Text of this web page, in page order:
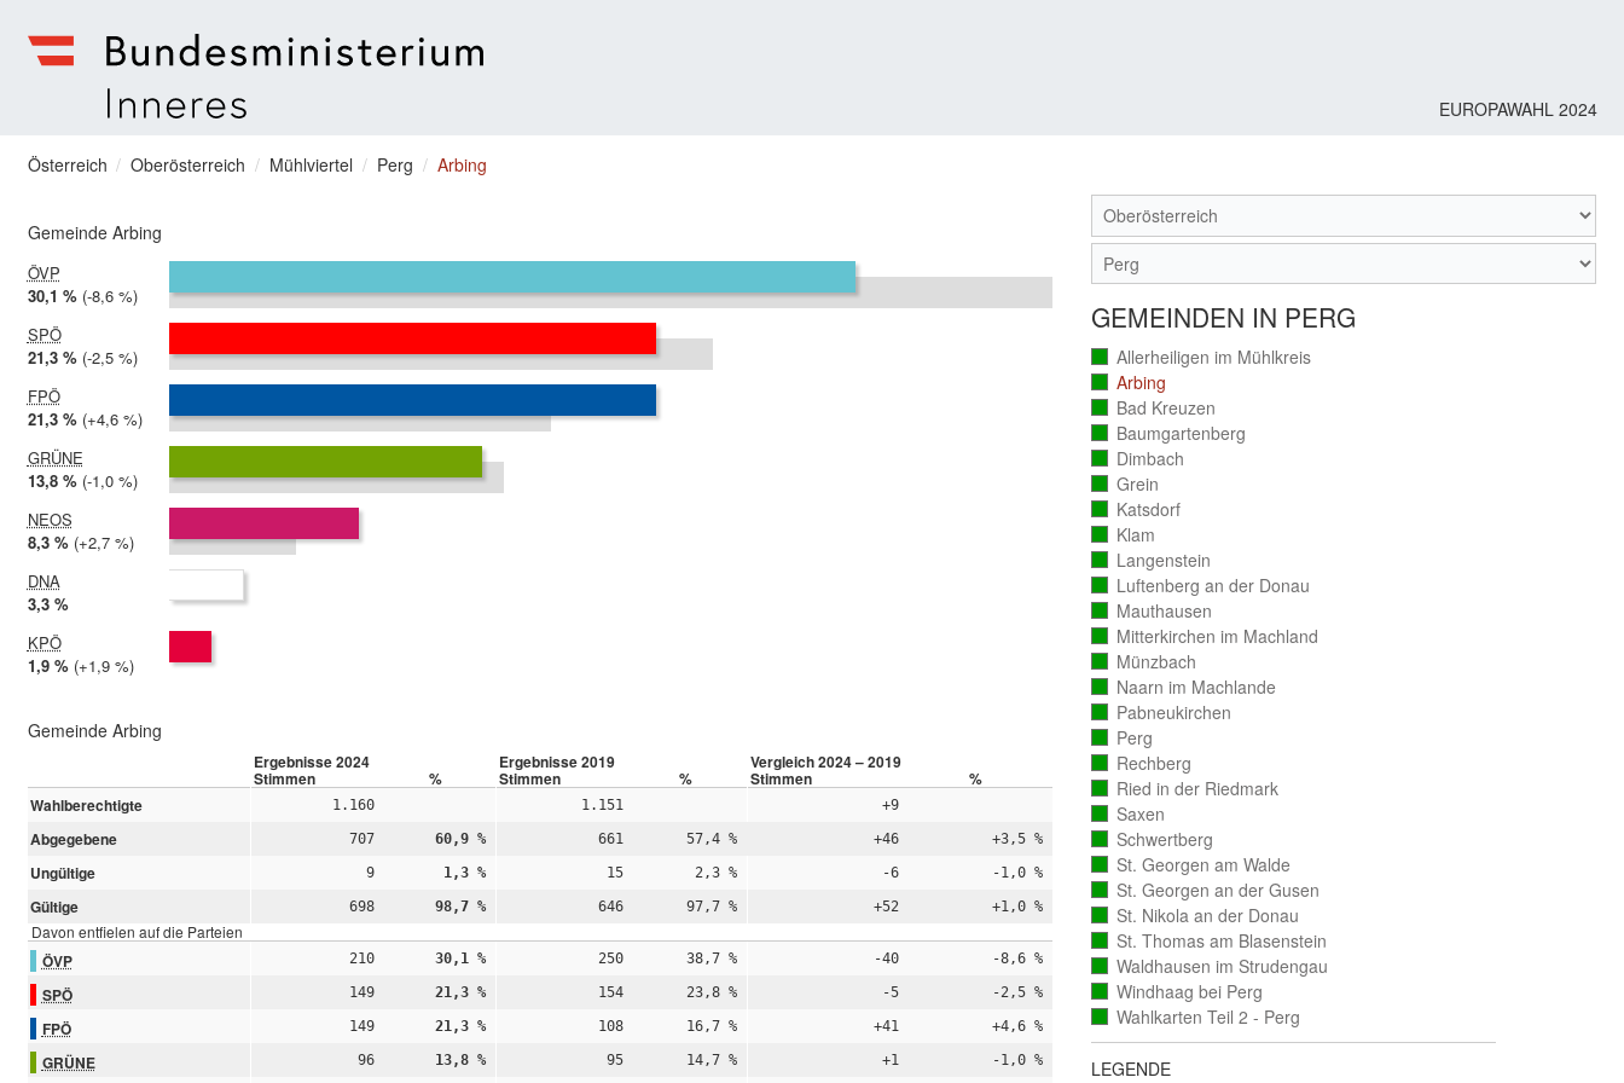
zum Menu springen
EUROPAWAHL 2024
Sie befinden sich hier
Österreich Oberösterreich Mühlviertel Perg Arbing
Gemeinde Arbing
ÖVP
2024:
30,1 %
2019:
38,7 %
Differenz:
-8,6 %
SPÖ
2024:
21,3 %
2019:
23,8 %
Differenz:
-2,5 %
FPÖ
2024:
21,3 %
2019:
16,7 %
Differenz:
+4,6 %
GRÜNE
2024:
13,8 %
2019:
14,7 %
Differenz:
-1,0 %
NEOS
2024:
8,3 %
2019:
5,6 %
Differenz:
+2,7 %
DNA
2024:
3,3 %
KPÖ
2024:
1,9 %
2019:
0,0 %
Differenz:
+1,9 %
Gemeinde Arbing
Ergebnisse 2024 Ergebnisse 2019 Vergleich 2024 – 2019
Stimmen % Stimmen % Stimmen
%
Wahlberechtigte
1.160 1.151 +9
Abgegebene 707 60,9 % 661 57,4 % +46 +3,5 %
Ungültige 9 1,3 % 15 2,3 % -6 -1,0 %
Gültige 698 98,7 % 646 97,7 % +52 +1,0 %
Davon entfielen auf die Parteien
ÖVP 210 30,1 % 250 38,7 % -40 -8,6 %
SPÖ 149 21,3 % 154 23,8 % -5 -2,5 %
FPÖ 149 21,3 % 108 16,7 % +41 +4,6 %
GRÜNE 96 13,8 % 95 14,7 % +1 -1,0 %
GEMEINDEN IN PERG
Allerheiligen im Mühlkreis
(vollständig
ausgezählt)
Arbing
(vollständig
ausgezählt)
Bad Kreuzen
(vollständig
ausgezählt)
Baumgartenberg
(vollständig
ausgezählt)
Dimbach
(vollständig
ausgezählt)
Grein
(vollständig
ausgezählt)
Katsdorf
(vollständig
ausgezählt)
Klam
(vollständig
ausgezählt)
Langenstein
(vollständig
ausgezählt)
Luftenberg an der Donau
(vollständig
ausgezählt)
Mauthausen
(vollständig
ausgezählt)
Mitterkirchen im Machland
(vollständig
ausgezählt)
Münzbach
(vollständig
ausgezählt)
Naarn im Machlande
(vollständig
ausgezählt)
Pabneukirchen
(vollständig
ausgezählt)
Perg
(vollständig
ausgezählt)
Rechberg
(vollständig
ausgezählt)
Ried in der Riedmark
(vollständig
ausgezählt)
Saxen
(vollständig
ausgezählt)
Schwertberg
(vollständig
ausgezählt)
St. Georgen am Walde
(vollständig
ausgezählt)
St. Georgen an der Gusen
(vollständig
ausgezählt)
St. Nikola an der Donau
(vollständig
ausgezählt)
St. Thomas am Blasenstein
(vollständig
ausgezählt)
Waldhausen im Strudengau
(vollständig
ausgezählt)
Windhaag bei Perg
(vollständig
ausgezählt)
Wahlkarten Teil 2 - Perg
(vollständig
LEGENDE